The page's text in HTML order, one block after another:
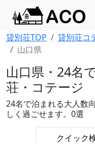
貸別荘TOP 貸別荘コ
山口県
山口県・24名
荘・コテージ
24名で泊まれる大人数
しく過ごせます。0選
クイック